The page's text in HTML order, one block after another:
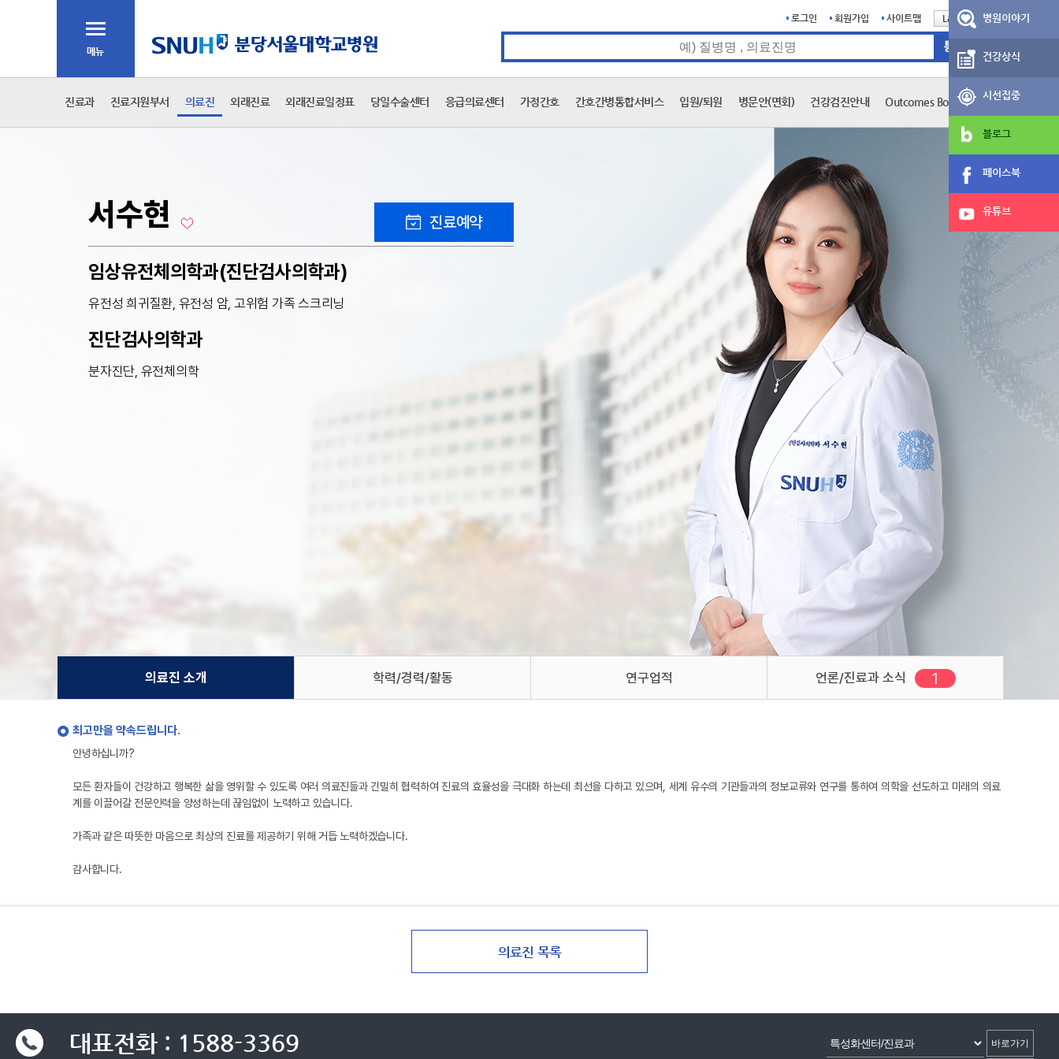
로그인 회원가입 사이트맵
Language
진료과 진료지원부서 의료진 외래진료 외래진료일정표 당일수술센터 응급의료센터 가정간호 간호간병통합서비스 입원/퇴원 병문안(면회) 건강검진안내 Outcomes Book
서수현 진료예약
임상유전체의학과(진단검사의학과)
유전성 희귀질환, 유전성 암, 고위험 가족 스크리닝
진단검사의학과
분자진단, 유전체의학
의료진 소개 학력/경력/활동 연구업적 언론/진료과 소식 1
최고만을 약속드립니다.
안녕하십니까?
모든 환자들이 건강하고 행복한 삶을 영위할 수 있도록 여러 의료진들과 긴밀히 협력하여 진료의 효율성을 극대화 하는데 최선을 다하고 있으며, 세계 유수의 기관들과의 정보교류와 연구를 통하여 의학을 선도하고 미래의 의료
계를 이끌어갈 전문인력을 양성하는데 끊임없이 노력하고 있습니다.
가족과 같은 따뜻한 마음으로 최상의 진료를 제공하기 위해 거듭 노력하겠습니다.
감사합니다.
병원이야기
건강상식
시선집중
블로그
페이스북
유튜브
대표전화 : 1588-3369